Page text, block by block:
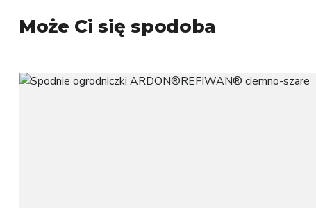
Może Ci się spodoba